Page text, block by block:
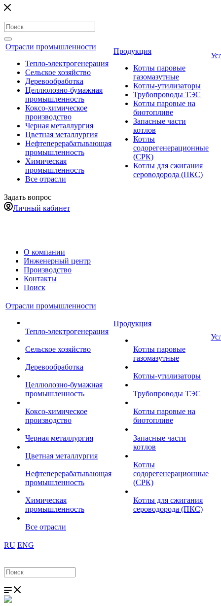
Отрасли промышленности
Тепло-электрогенерация
Сельское хозяйство
Деревообработка
Целлюлозно-бумажная
промышленность
Коксо-химическое
производство
Черная металлургия
Цветная металлургия
Нефтеперерабатывающая
промышленность
Химическая
промышленность
Все отрасли
Продукция
Котлы паровые
газомазутные
Котлы-утилизаторы
Трубопроводы ТЭС
Котлы паровые на
биотопливе
Запасные части
котлов
Котлы
содорегенерационные
(СРК)
Котлы для сжигания
сероводорода (ПКС)
Задать вопрос
Личный кабинет
О компании
Инженерный центр
Производство
Контакты
Поиск
Отрасли промышленности
Тепло-электрогенерация
Сельское хозяйство
Деревообработка
Целлюлозно-бумажная
промышленность
Коксо-химическое
производство
Черная металлургия
Цветная металлургия
Нефтеперерабатывающая
промышленность
Химическая
промышленность
Все отрасли
Продукция
Котлы паровые
газомазутные
Котлы-утилизаторы
Трубопроводы ТЭС
Котлы паровые на
биотопливе
Запасные части
котлов
Котлы
содорегенерационные
(СРК)
Котлы для сжигания
сероводорода (ПКС)
RU ENG